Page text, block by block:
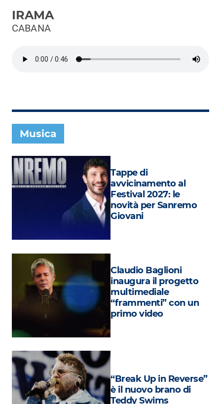
Radio Subasio +
Radio Suby
Foto
Speciali
Oroscopo
Radio Subasio Music Club
Sanremo 2026
News
Musica
Cultura
Attualità
Costume
Extra
Eventi
IRAMA
CABANA
Musica
Tappe di
avvicinamento al
Festival 2027: le
novità per Sanremo
Giovani
Claudio Baglioni
inaugura il progetto
multimediale
“frammenti” con un
primo video
“Break Up in Reverse”
è il nuovo brano di
Teddy Swims